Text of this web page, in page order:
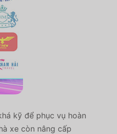
kỹ để phục vụ hoàn
xe còn nâng cấp